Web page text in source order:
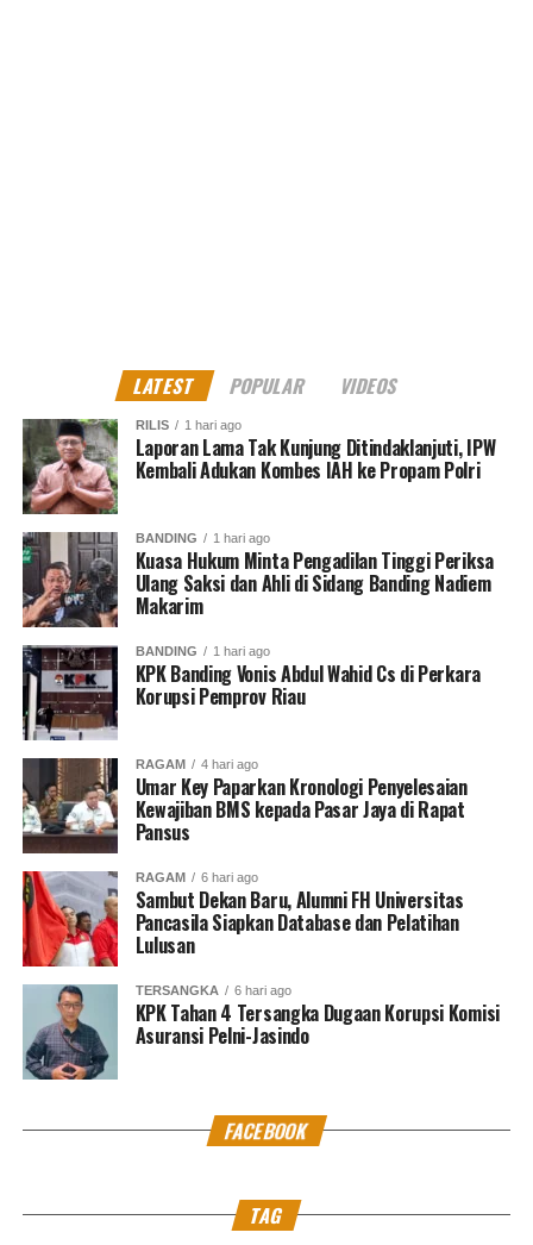
LATEST POPULAR VIDEOS
RILIS 1 hari ago
Laporan Lama Tak Kunjung Ditindaklanjuti, IPW
Kembali Adukan Kombes IAH ke Propam Polri
BANDING 1 hari ago
Kuasa Hukum Minta Pengadilan Tinggi Periksa
Ulang Saksi dan Ahli di Sidang Banding Nadiem
Makarim
BANDING 1 hari ago
KPK Banding Vonis Abdul Wahid Cs di Perkara
Korupsi Pemprov Riau
RAGAM 4 hari ago
Umar Key Paparkan Kronologi Penyelesaian
Kewajiban BMS kepada Pasar Jaya di Rapat
Pansus
RAGAM 6 hari ago
Sambut Dekan Baru, Alumni FH Universitas
Pancasila Siapkan Database dan Pelatihan
Lulusan
TERSANGKA 6 hari ago
KPK Tahan 4 Tersangka Dugaan Korupsi Komisi
Asuransi Pelni-Jasindo
FACEBOOK
TAG